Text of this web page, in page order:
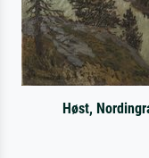
Høst,